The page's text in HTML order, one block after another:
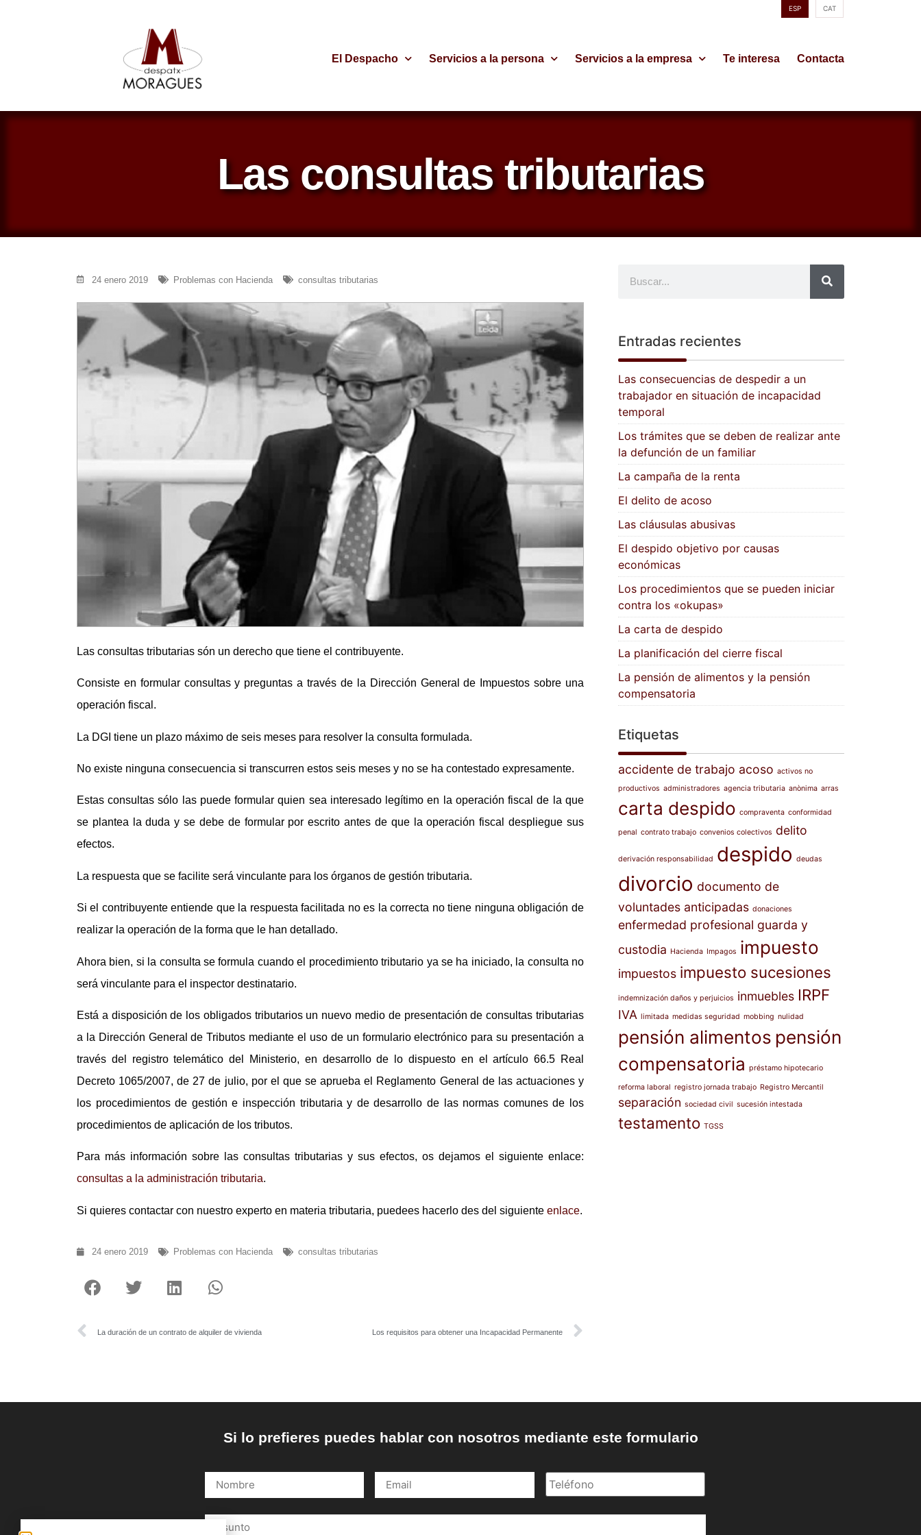
ESP CAT
El Despacho Servicios a la persona Servicios a la empresa Te interesa Contacta
Las consultas tributarias
24 enero 2019 Problemas con Hacienda consultas tributarias
Las consultas tributarias són un derecho que tiene el contribuyente.
Consiste en formular consultas y preguntas a través de la Dirección General de Impuestos sobre una
operación fiscal.
La DGI tiene un plazo máximo de seis meses para resolver la consulta formulada.
No existe ninguna consecuencia si transcurren estos seis meses y no se ha contestado expresamente.
Estas consultas sólo las puede formular quien sea interesado legítimo en la operación fiscal de la que
se plantea la duda y se debe de formular por escrito antes de que la operación fiscal despliegue sus
efectos.
La respuesta que se facilite será vinculante para los órganos de gestión tributaria.
Si el contribuyente entiende que la respuesta facilitada no es la correcta no tiene ninguna obligación de
realizar la operación de la forma que le han detallado.
Ahora bien, si la consulta se formula cuando el procedimiento tributario ya se ha iniciado, la consulta no
será vinculante para el inspector destinatario.
Está a disposición de los obligados tributarios un nuevo medio de presentación de consultas tributarias
a la Dirección General de Tributos mediante el uso de un formulario electrónico para su presentación a
través del registro telemático del Ministerio, en desarrollo de lo dispuesto en el artículo 66.5 Real
Decreto 1065/2007, de 27 de julio, por el que se aprueba el Reglamento General de las actuaciones y
los procedimientos de gestión e inspección tributaria y de desarrollo de las normas comunes de los
procedimientos de aplicación de los tributos.
Para más información sobre las consultas tributarias y sus efectos, os dejamos el siguiente enlace:
consultas a la administración tributaria.
Si quieres contactar con nuestro experto en materia tributaria, puedees hacerlo des del siguiente enlace.
24 enero 2019 Problemas con Hacienda consultas tributarias
La duración de un contrato de alquiler de vivienda Los requisitos para obtener una Incapacidad Permanente
Entradas recientes
Las consecuencias de despedir a un
trabajador en situación de incapacidad
temporal
Los trámites que se deben de realizar ante
la defunción de un familiar
La campaña de la renta
El delito de acoso
Las cláusulas abusivas
El despido objetivo por causas
económicas
Los procedimientos que se pueden iniciar
contra los «okupas»
La carta de despido
La planificación del cierre fiscal
La pensión de alimentos y la pensión
compensatoria
Etiquetas
accidente de trabajo acoso activos no
productivos administradores agencia tributaria anònima arras
carta despido compraventa conformidad
penal contrato trabajo convenios colectivos delito
derivación responsabilidad despido deudas
divorcio documento de
voluntades anticipadas donaciones
enfermedad profesional guarda y
custodia Hacienda Impagos impuesto
impuestos impuesto sucesiones
indemnización daños y perjuicios inmuebles IRPF
IVA limitada medidas seguridad mobbing nulidad
pensión alimentos pensión
compensatoria préstamo hipotecario
reforma laboral registro jornada trabajo Registro Mercantil
separación sociedad civil sucesión intestada
testamento TGSS
Si lo prefieres puedes hablar con nosotros mediante este formulario